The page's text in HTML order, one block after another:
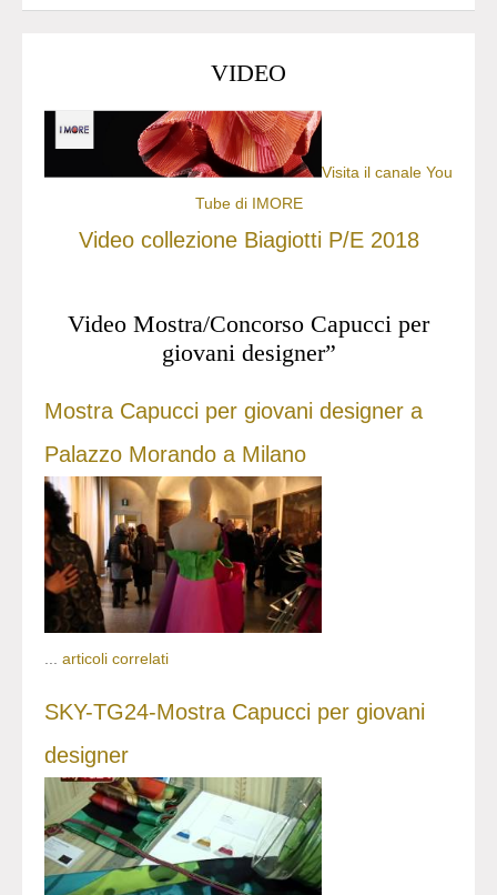
VIDEO
Visita il canale You
Tube di IMORE
Video collezione Biagiotti P/E 2018
Video Mostra/Concorso Capucci per
giovani designer”
Mostra Capucci per giovani designer a
Palazzo Morando a Milano
articoli correlati
SKY-TG24-Mostra Capucci per giovani
designer